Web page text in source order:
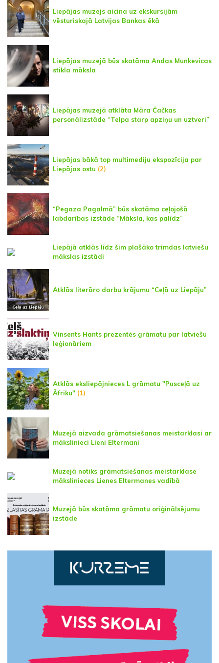
Liepājas muzejs aicina uz ekskursijām
vēsturiskajā Latvijas Bankas ēkā
Liepājas muzejā būs skatāma Andas Munkevicas
stikla māksla
Liepājas muzejā atklāta Māra Čačkas
personālizstāde “Telpa starp apziņu un uztveri”
Liepājas bākā top multimediju ekspozīcija par
Liepājas ostu (2)
“Pegaza Pagalmā” būs skatāma ceļojošā
labdarības izstāde “Māksla, kas palīdz”
Liepājā atklās līdz šim plašāko trimdas latviešu
mākslas izstādi
Atklās literāro darbu krājumu “Ceļā uz Liepāju”
Vinsents Hants prezentēs grāmatu par latviešu
leģionāriem
Atklās eksliepājnieces L grāmatu "Pusceļā uz
Āfriku" (1)
Muzejā aizvada grāmatsiešanas meistarklasi ar
mākslinieci Lieni Eltermani
Muzejā notiks grāmatsiešanas meistarklase
mākslinieces Lienes Eltermanes vadībā
Muzejā būs skatāma grāmatu oriģinālsējumu
izstāde